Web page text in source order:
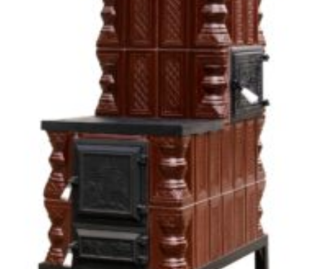
SOBE & ȘEMINEE TERACOTĂ
Soba teracota, Gospodarul, 5 randuri, plita 1/2, alimentare pe lung,